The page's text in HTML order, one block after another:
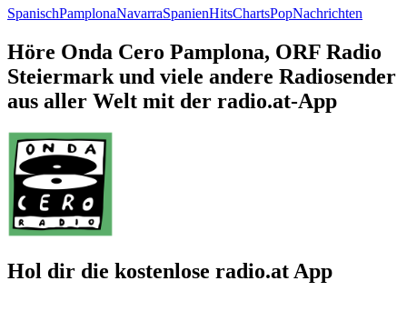
SpanischPamplonaNavarraSpanienHitsChartsPopNachrichten
Höre Onda Cero Pamplona, ORF Radio
Steiermark und viele andere Radiosender
aus aller Welt mit der radio.at-App
Hol dir die kostenlose radio.at App